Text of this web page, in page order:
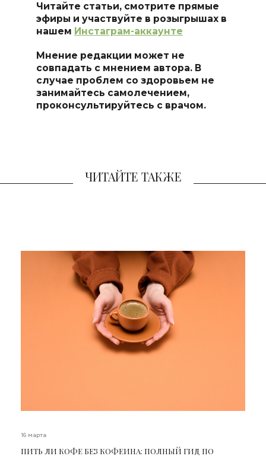
Читайте статьи, смотрите прямые
эфиры и участвуйте в розыгрышах в
нашем Инстаграм-аккаунте
Мнение редакции может не
совпадать с мнением автора. В
случае проблем со здоровьем не
занимайтесь самолечением,
проконсультируйтесь с врачом.
ЧИТАЙТЕ ТАКЖЕ
16 марта
ПИТЬ ЛИ КОФЕ БЕЗ КОФЕИНА: ПОЛНЫЙ ГИД ПО